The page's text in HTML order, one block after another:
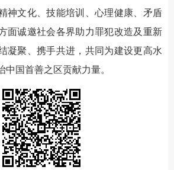
神文化、技能培训、心理健康、矛盾
面诚邀社会各界助力罪犯改造及重新
凝聚、携手共进，共同为建设更高水
中国首善之区贡献力量。